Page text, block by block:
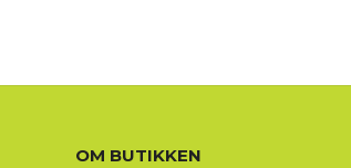
OM BUTIKKEN